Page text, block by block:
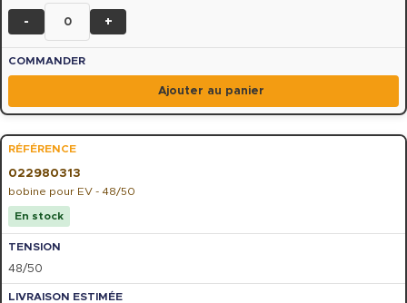
- +
Ajouter au panier
022980313
bobine pour EV - 48/50
En stock
48/50